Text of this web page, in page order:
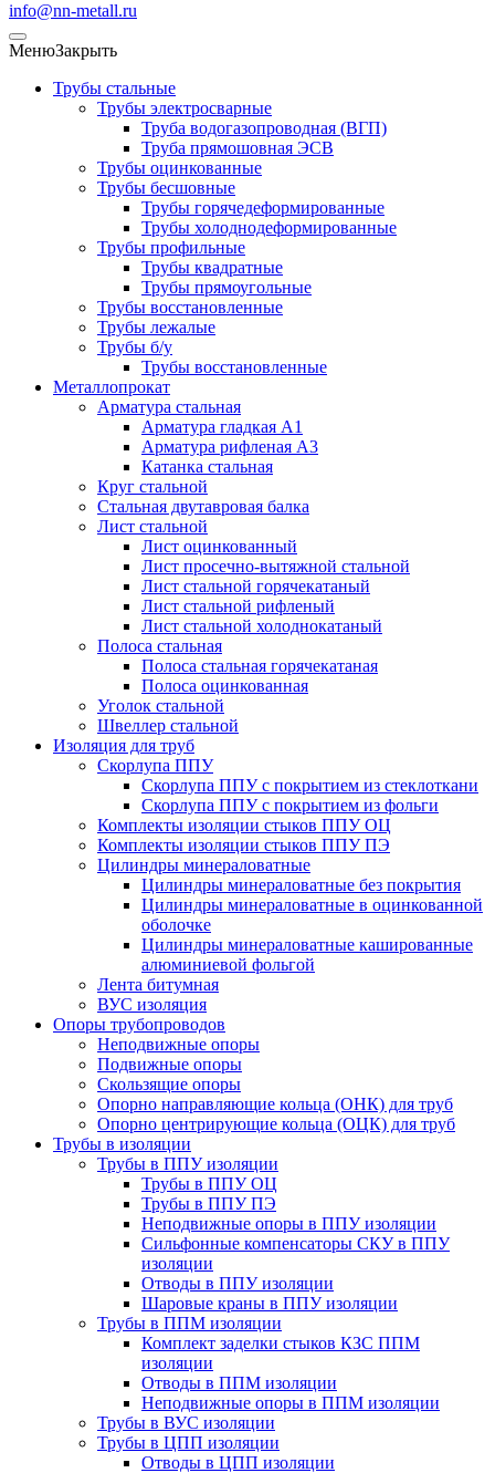
info@nn-metall.ru
МенюЗакрыть
Трубы стальные
Трубы электросварные
Труба водогазопроводная (ВГП)
Труба прямошовная ЭСВ
Трубы оцинкованные
Трубы бесшовные
Трубы горячедеформированные
Трубы холоднодеформированные
Трубы профильные
Трубы квадратные
Трубы прямоугольные
Трубы восстановленные
Трубы лежалые
Трубы б/у
Трубы восстановленные
Металлопрокат
Арматура стальная
Арматура гладкая А1
Арматура рифленая А3
Катанка стальная
Круг стальной
Стальная двутавровая балка
Лист стальной
Лист оцинкованный
Лист просечно-вытяжной стальной
Лист стальной горячекатаный
Лист стальной рифленый
Лист стальной холоднокатаный
Полоса стальная
Полоса стальная горячекатаная
Полоса оцинкованная
Уголок стальной
Швеллер стальной
Изоляция для труб
Скорлупа ППУ
Скорлупа ППУ с покрытием из стеклоткани
Скорлупа ППУ с покрытием из фольги
Комплекты изоляции стыков ППУ ОЦ
Комплекты изоляции стыков ППУ ПЭ
Цилиндры минераловатные
Цилиндры минераловатные без покрытия
Цилиндры минераловатные в оцинкованной
оболочке
Цилиндры минераловатные кашированные
алюминиевой фольгой
Лента битумная
ВУС изоляция
Опоры трубопроводов
Неподвижные опоры
Подвижные опоры
Скользящие опоры
Опорно направляющие кольца (ОНК) для труб
Опорно центрирующие кольца (ОЦК) для труб
Трубы в изоляции
Трубы в ППУ изоляции
Трубы в ППУ ОЦ
Трубы в ППУ ПЭ
Неподвижные опоры в ППУ изоляции
Сильфонные компенсаторы СКУ в ППУ
изоляции
Отводы в ППУ изоляции
Шаровые краны в ППУ изоляции
Трубы в ППМ изоляции
Комплект заделки стыков КЗС ППМ
изоляции
Отводы в ППМ изоляции
Неподвижные опоры в ППМ изоляции
Трубы в ВУС изоляции
Трубы в ЦПП изоляции
Отводы в ЦПП изоляции